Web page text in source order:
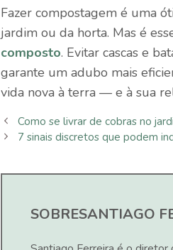
Fazer compostagem é uma
jardim ou da horta. Mas é
composto. Evitar cascas e
garante um adubo mais
vida nova à terra — e à sua
Como se livrar de cobras no
7 sinais discretos que podem
SOBRESANTIAGO